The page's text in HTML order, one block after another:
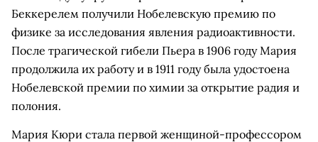
Беккерелем получили Нобелевскую премию по
физике за исследования явления радиоактивности.
После трагической гибели Пьера в 1906 году Мария
продолжила их работу и в 1911 году была удостоена
Нобелевской премии по химии за открытие радия и
полония.
Мария Кюри стала первой женщиной-профессором